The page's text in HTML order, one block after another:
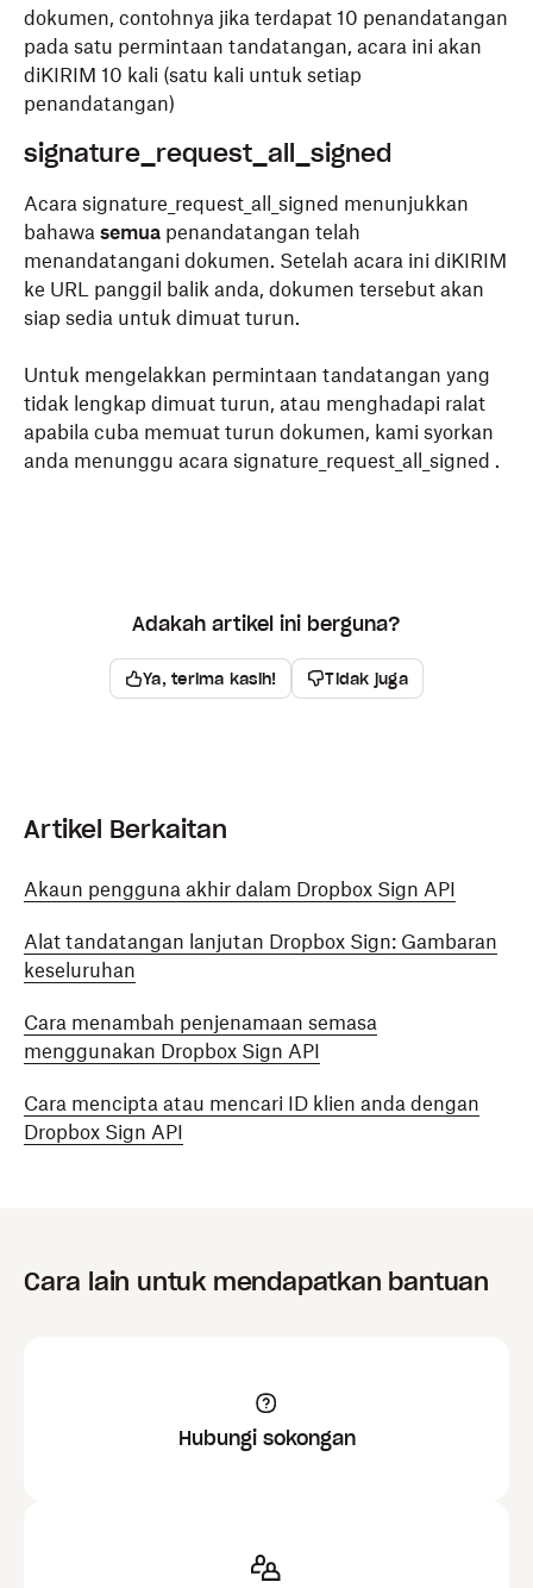
dokumen, contohnya jika terdapat 10 penandatangan
pada satu permintaan tandatangan, acara ini akan
diKIRIM 10 kali (satu kali untuk setiap
penandatangan)
signature_request_all_signed
Acara signature_request_all_signed menunjukkan
bahawa semua penandatangan telah
menandatangani dokumen. Setelah acara ini diKIRIM
ke URL panggil balik anda, dokumen tersebut akan
siap sedia untuk dimuat turun.
Untuk mengelakkan permintaan tandatangan yang
tidak lengkap dimuat turun, atau menghadapi ralat
apabila cuba memuat turun dokumen, kami syorkan
anda menunggu acara signature_request_all_signed .
Adakah artikel ini berguna?
Ya, terima kasih! Tidak juga
Artikel Berkaitan
Akaun pengguna akhir dalam Dropbox Sign API
Alat tandatangan lanjutan Dropbox Sign: Gambaran
keseluruhan
Cara menambah penjenamaan semasa
menggunakan Dropbox Sign API
Cara mencipta atau mencari ID klien anda dengan
Dropbox Sign API
Cara lain untuk mendapatkan bantuan
Hubungi sokongan